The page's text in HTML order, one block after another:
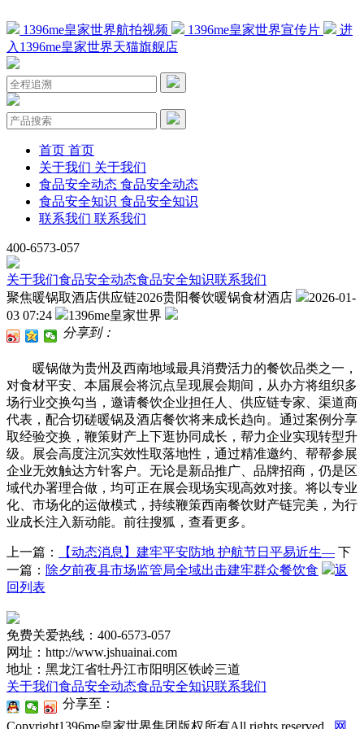
1396me皇家世界航拍视频 1396me皇家世界宣传片
进
入1396me皇家世界天猫旗舰店
首页 首页
关于我们 关于我们
食品安全动态 食品安全动态
食品安全知识 食品安全知识
联系我们 联系我们
400-6573-057
关于我们食品安全动态食品安全知识联系我们
聚焦暖锅取酒店供应链2026贵阳餐饮暖锅食材酒店
2026-01-
03 07:24
1396me皇家世界
分享到：
暖锅做为贵州及西南地域最具消费活力的餐饮品类之一，
对食材平安、本届展会将沉点呈现展会期间，从办方将组织多
场行业交换勾当，邀请餐饮企业担任人、供应链专家、渠道商
代表，配合切磋暖锅及酒店餐饮将来成长趋向。通过案例分享
取经验交换，鞭策财产上下逛协同成长，帮力企业实现转型升
级。展会高度注沉实效性取落地性，通过精准邀约、帮帮参展
企业无效触达方针客户。无论是新品推广、品牌招商，仍是区
域代办署理合做，均可正在展会现场实现高效对接。将以专业
化、市场化的运做模式，持续鞭策西南餐饮财产链完美，为行
业成长注入新动能。前往搜狐，查看更多。
上一篇： 【动态消息】建牢平安防地 护航节日平易近生— 下
一篇： 除夕前夜县市场监管局全域出击建牢群众餐饮食
返
回列表
免费关爱热线：400-6573-057
网址：http://www.jshuainai.com
地址：黑龙江省牡丹江市阳明区铁岭三道
关于我们食品安全动态食品安全知识联系我们
分享至：
Copyright1396me皇家世界集团版权所有All rights reserved.
网